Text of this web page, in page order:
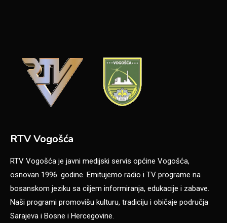
RTV Vogošća
RTV Vogošća je javni medijski servis općine Vogošća,
osnovan 1996. godine. Emitujemo radio i TV programe na
bosanskom jeziku sa ciljem informiranja, edukacije i zabave.
Naši programi promovišu kulturu, tradiciju i običaje područja
Sarajeva i Bosne i Hercegovine.